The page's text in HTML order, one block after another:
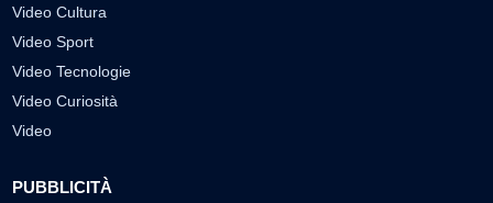
Video Cultura
Video Sport
Video Tecnologie
Video Curiosità
Video
PUBBLICITÀ